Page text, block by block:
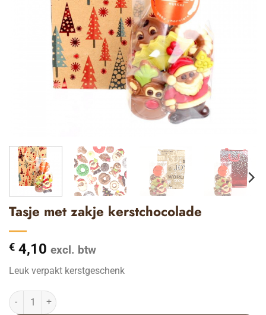
Tasje met zakje kerstchocolade
€ 4,10 excl. btw
Leuk verpakt kerstgeschenk
Tasje met zakje kerstchocolade aantal